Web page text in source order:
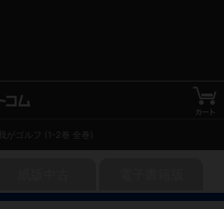
がゴルフ (1-2巻 全巻)